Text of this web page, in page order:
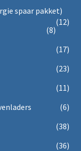
spaar pakket)
(12)
(8)
(17)
(23)
(11)
(6)
(38)
(36)